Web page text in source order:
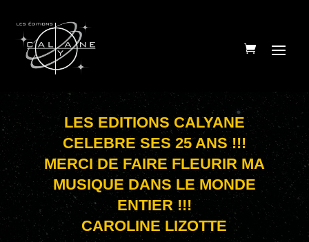
LES EDITIONS CALYANE
CELEBRE SES 25 ANS !!!
MERCI DE FAIRE FLEURIR MA
MUSIQUE DANS LE MONDE
ENTIER !!!
CAROLINE LIZOTTE